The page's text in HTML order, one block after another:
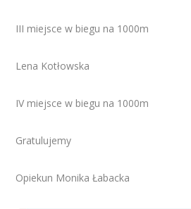
III miejsce w biegu na 1000m
Lena Kotłowska
IV miejsce w biegu na 1000m
Gratulujemy
Opiekun Monika Łabacka